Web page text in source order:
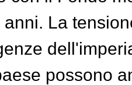
La
possono